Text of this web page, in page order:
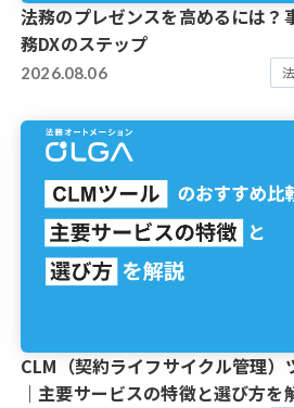
法務のプレゼンスを高めるには？
務DXのステップ
2026.08.06
CLM（契約ライフサイクル管理）
｜主要サービスの特徴と選び方を